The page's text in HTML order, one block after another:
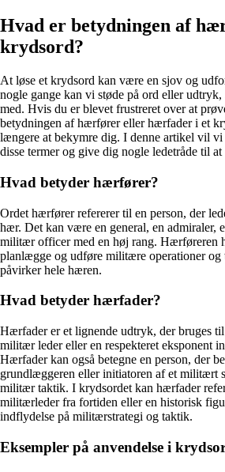
Hvad er betydningen af
krydsord?
At løse et krydsord kan være en sjov og
nogle gange kan vi støde på ord eller
med. Hvis du er blevet frustreret over at
betydningen af ​​hærfører eller hærfader i et
længere at bekymre dig. I denne artikel vil vi
disse termer og give dig nogle ledetråde til
Hvad betyder hærfører?
Ordet hærfører refererer til en person, der
hær. Det kan være en general, en admiraler,
militær officer med en høj rang. Hærføreren
planlægge og udføre militære operationer og
påvirker hele hæren.
Hvad betyder hærfader?
Hærfader er et lignende udtryk, der bruges
militær leder eller en respekteret eksponent
Hærfader kan også betegne en person, der
grundlæggeren eller initiatoren af ​​et militært
militær taktik. I krydsordet kan hærfader
militærleder fra fortiden eller en historisk
indflydelse på militærstrategi og taktik.
Eksempler på anvendelse i